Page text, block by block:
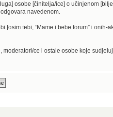
osobe [činitelja/ice] o učinjenom
navedenom.
tebi, “Mame i bebe forum” i onih-
ce i ostale osobe koje